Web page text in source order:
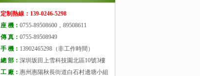
定制熱線：139-0246-5298
座 機： 0755-89508600，89508611
傳 真： 0755-89508949
手 機： 13902465298（非工作時間）
總 部： 深圳坂田上雪科技園北區10號3樓
工 廠： 惠州惠陽秋長街道白石村邊塘小組